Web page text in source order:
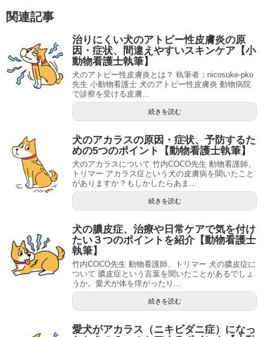
関連記事
治りにくい犬のアトピー性皮膚炎の原
因・症状、間違えやすいスキンケア【小
動物看護士執筆】
犬のアトピー性皮膚炎とは？ 執筆者：nicosuke-pko
先生 小動物看護士 犬のアトピー性皮膚炎 動物病院
で診察を受ける皮膚...
続きを読む
犬のアカラスの原因・症状、予防するた
めの5つのポイント【動物看護士執筆】
犬のアカラスについて 竹内COCO先生 動物看護師、
トリマー アカラス症という犬の皮膚病を聞いたこと
がありますか？もしかしたらあま...
続きを読む
犬の膿皮症、治療や日常ケアで気を付け
たい３つのポイントを紹介【動物看護士
執筆】
竹内COCO先生 動物看護師、トリマー 犬の膿皮症に
ついて 膿皮症という言葉を聞いたことがあるでしょ
うか。愛犬が体を痒がったり...
続きを読む
愛犬がアカラス（ニキビダニ症）になっ